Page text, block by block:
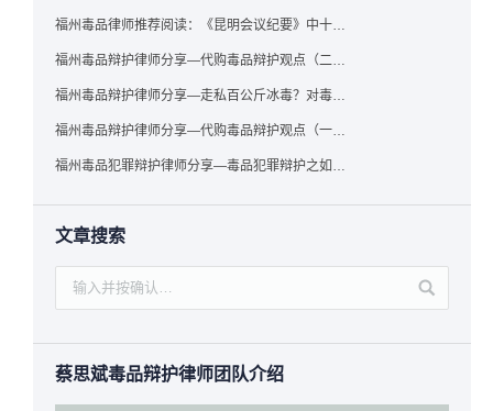
福州毒品律师推荐阅读：《昆明会议纪要》中十个“意想不到”的规定
福州毒品辩护律师分享—代购毒品辩护观点（二）——“牟利”之辩
福州毒品辩护律师分享—走私百公斤冰毒？对毒品缺失型走私毒品罪案件，该如何有效辩护
福州毒品辩护律师分享—代购毒品辩护观点（一）——“真假”之辩
福州毒品犯罪辩护律师分享—毒品犯罪辩护之如何提炼言辞证据
文章搜索
蔡思斌毒品辩护律师团队介绍